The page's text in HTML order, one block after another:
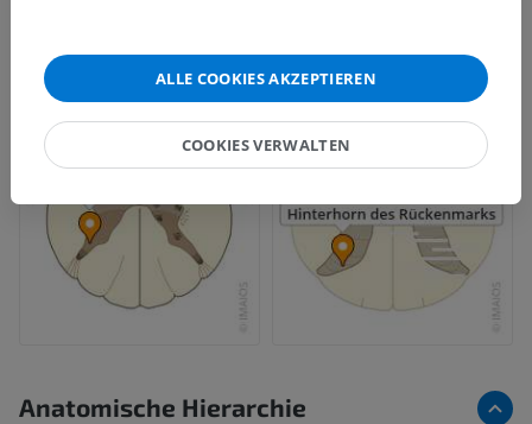
Galerie
Anatomische Hierarchie
ALLE COOKIES AKZEPTIEREN
COOKIES VERWALTEN